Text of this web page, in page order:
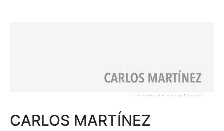
CARLOS MARTÍNEZ